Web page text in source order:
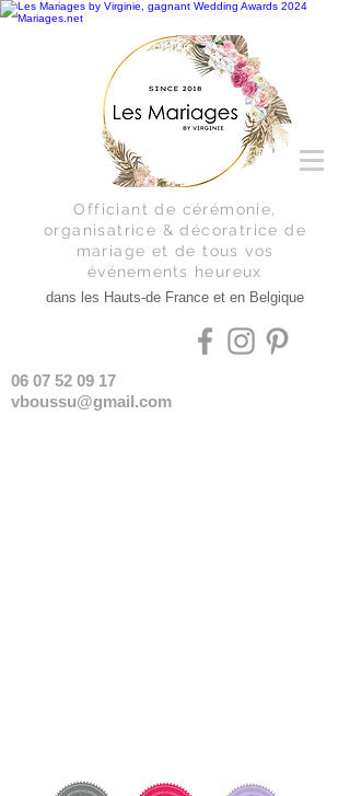
dans les Hauts-de France et en Belgique
Officiant de cérémonie,
organisatrice & décoratrice de
mariage et de tous vos
événements heureux
06 07 52 09 17
vboussu@gmail.com